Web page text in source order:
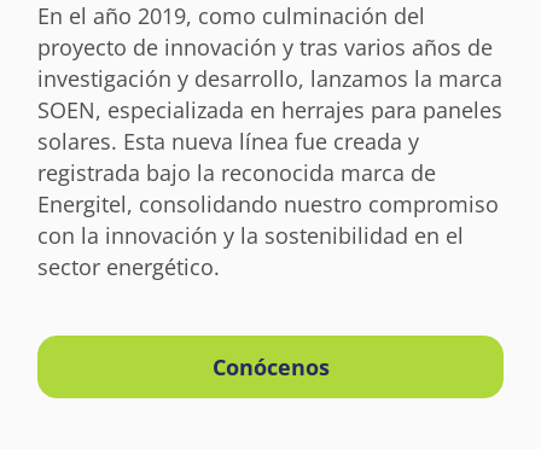
En el año 2019, como culminación del
proyecto de innovación y tras varios años de
investigación y desarrollo, lanzamos la marca
SOEN, especializada en herrajes para paneles
solares. Esta nueva línea fue creada y
registrada bajo la reconocida marca de
Energitel, consolidando nuestro compromiso
con la innovación y la sostenibilidad en el
sector energético.
Conócenos